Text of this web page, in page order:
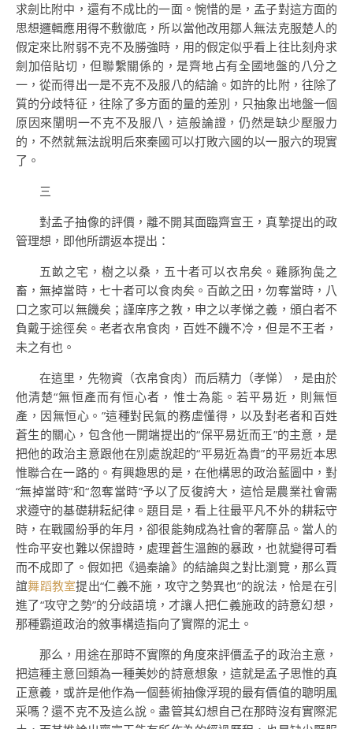
求劍比附中，還有不成比的一面。惋惜的是，孟子對這方面的
思想邏輯應用得不敷徹底，所以當他改用鄒人無法克服楚人的
假定來比附弱不克不及勝強時，用的假定似乎看上往比刻舟求
劍加倍貼切，但聯繫關係的，是齊地占有全國地盤的八分之
一，從而得出一是不克不及服八的結論。如許的比附，往除了
質的分歧特征，往除了多方面的量的差別，只抽象出地盤一個
原因來闡明一不克不及服八，這般論證，仍然是缺少壓服力
的，不然就無法說明后來秦國可以打敗六國的以一服六的現實
了。
三
對孟子抽像的評價，離不開其面臨齊宣王，真摯提出的政
管理想，即他所謂返本提出：
五畝之宅，樹之以桑，五十者可以衣帛矣。雞豚狗彘之
畜，無掉當時，七十者可以食肉矣。百畝之田，勿奪當時，八
口之家可以無饑矣；謹庠序之教，申之以孝悌之義，頒白者不
負戴于途徑矣。老者衣帛食肉，百姓不饑不冷，但是不王者，
未之有也。
在這里，先物資（衣帛食肉）而后精力（孝悌），是由於
他清楚“無恒產而有恒心者，惟士為能。若平易近，則無恒
產，因無恒心。”這種對民氣的務虛懂得，以及對老者和百姓
蒼生的關心，包含他一開端提出的“保平易近而王”的主意，是
把他的政治主意跟他在別處說起的“平易近為貴”的平易近本思
惟聯合在一路的。有興趣思的是，在他構思的政治藍圖中，對
“無掉當時”和“忽奪當時”予以了反復誇大，這恰是農業社會需
求遵守的基礎耕耘紀律。題目是，看上往最平凡不外的耕耘守
時，在戰國紛爭的年月，卻很能夠成為社會的奢靡品。當人的
性命平安也難以保證時，處理蒼生溫飽的暴政，也就變得可看
而不成即了。假如把《過秦論》的結論與之對比瀏覽，那么賈
誼舞蹈教室提出“仁義不施，攻守之勢異也”的說法，恰是在引
進了“攻守之勢”的分歧語境，才讓人把仁義施政的詩意幻想，
那種霸道政治的敘事構造指向了實際的泥土。
那么，用途在那時不實際的角度來評價孟子的政治主意，
把這種主意回類為一種美妙的詩意想象，這就是孟子思惟的真
正意義，或許是他作為一個藝術抽像浮現的最有價值的聰明風
采嗎？還不克不及這么說。盡管其幻想自己在那時沒有實際泥